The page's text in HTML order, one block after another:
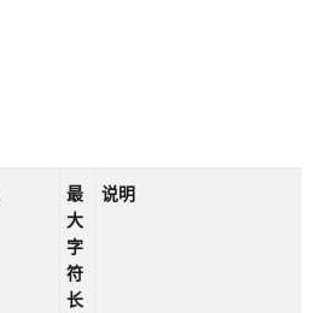
最
大
字
符
长
说明